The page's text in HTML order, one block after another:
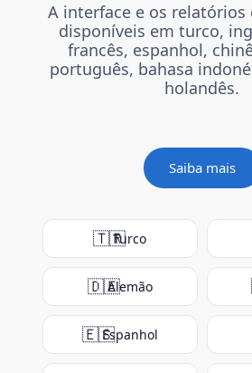
A interface e os relatórios
disponíveis em turco,
francês, espanhol,
português, bahasa
holandês.
Saiba mais
🇹🇷Turco
🇩🇪Alemão
🇪🇸Espanhol